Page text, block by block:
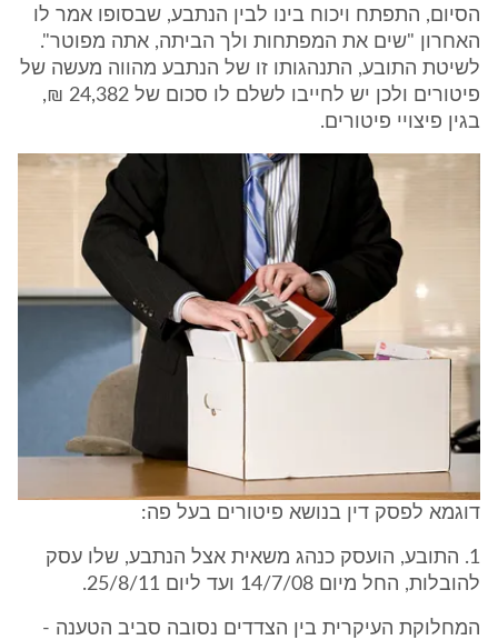
הסיום, התפתח ויכוח בינו לבין הנתבע, שבסופו אמר לו
האחרון "שים את המפתחות ולך הביתה, אתה מפוטר".
לשיטת התובע, התנהגותו זו של הנתבע מהווה מעשה של
פיטורים ולכן יש לחייבו לשלם לו סכום של 24,382 ₪,
בגין פיצויי פיטורים.
דוגמא לפסק דין בנושא פיטורים בעל פה:
1. התובע, הועסק כנהג משאית אצל הנתבע, שלו עסק
להובלות, החל מיום 14/7/08 ועד ליום 25/8/11.
המחלוקת העיקרית בין הצדדים נסובה סביב הטענה -